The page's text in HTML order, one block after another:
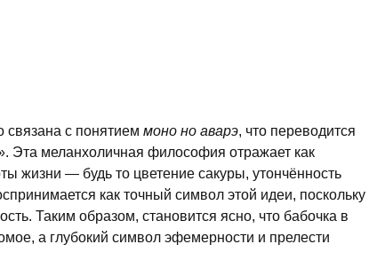
связана с понятием моно но аварэ, что переводится
Эта меланхоличная философия отражает как
жизни — будь то цветение сакуры, утончённость
как точный символ этой идеи, поскольку
Таким образом, становится ясно, что бабочка в
а глубокий символ эфемерности и прелести